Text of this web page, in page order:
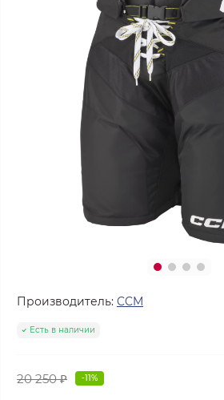
Производитель: CCM
Есть в наличии
20 250 ₽ -11%